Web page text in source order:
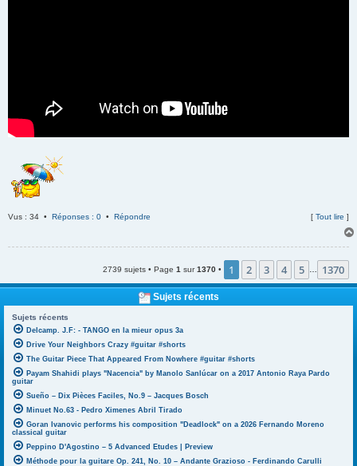
Vus : 34 • Réponses : 0 • Répondre [ Tout lire ]
2739 sujets • Page 1 sur1370 • 1 2 3 4 5 1370
Sujets récents
Sujets récents
Delcamp. J.F: - TANGO en la mieur opus 3a
Drive Your Neighbors Crazy #guitar #shorts
The Guitar Piece That Appeared From Nowhere #guitar #shorts
Payam Shahidi plays "Nacencia" by Manolo Sanlúcar on a 2017 Antonio Raya Pardo
guitar
Sueño – Dix Pièces Faciles, No.9 – Jacques Bosch
Minuet No.63 - Pedro Ximenes Abril Tirado
Goran Ivanovic performs his composition "Deadlock" on a 2026 Fernando Moreno
classical guitar
Peppino D'Agostino – 5 Advanced Etudes | Preview
Méthode pour la guitare Op. 241, No. 10 – Andante Grazioso - Ferdinando Carulli